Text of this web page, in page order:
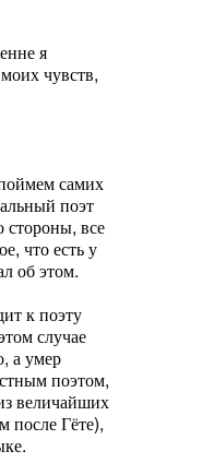
я
чувств,
самих
поэт
стороны, все
что есть у
об этом.
к поэту
случае
а умер
поэтом,
величайших
после Гёте),